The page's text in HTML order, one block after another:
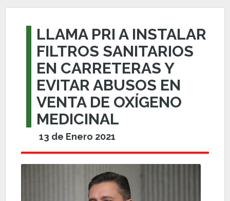
LLAMA PRI A INSTALAR
FILTROS SANITARIOS
EN CARRETERAS Y
EVITAR ABUSOS EN
VENTA DE OXÍGENO
MEDICINAL
13 de Enero 2021